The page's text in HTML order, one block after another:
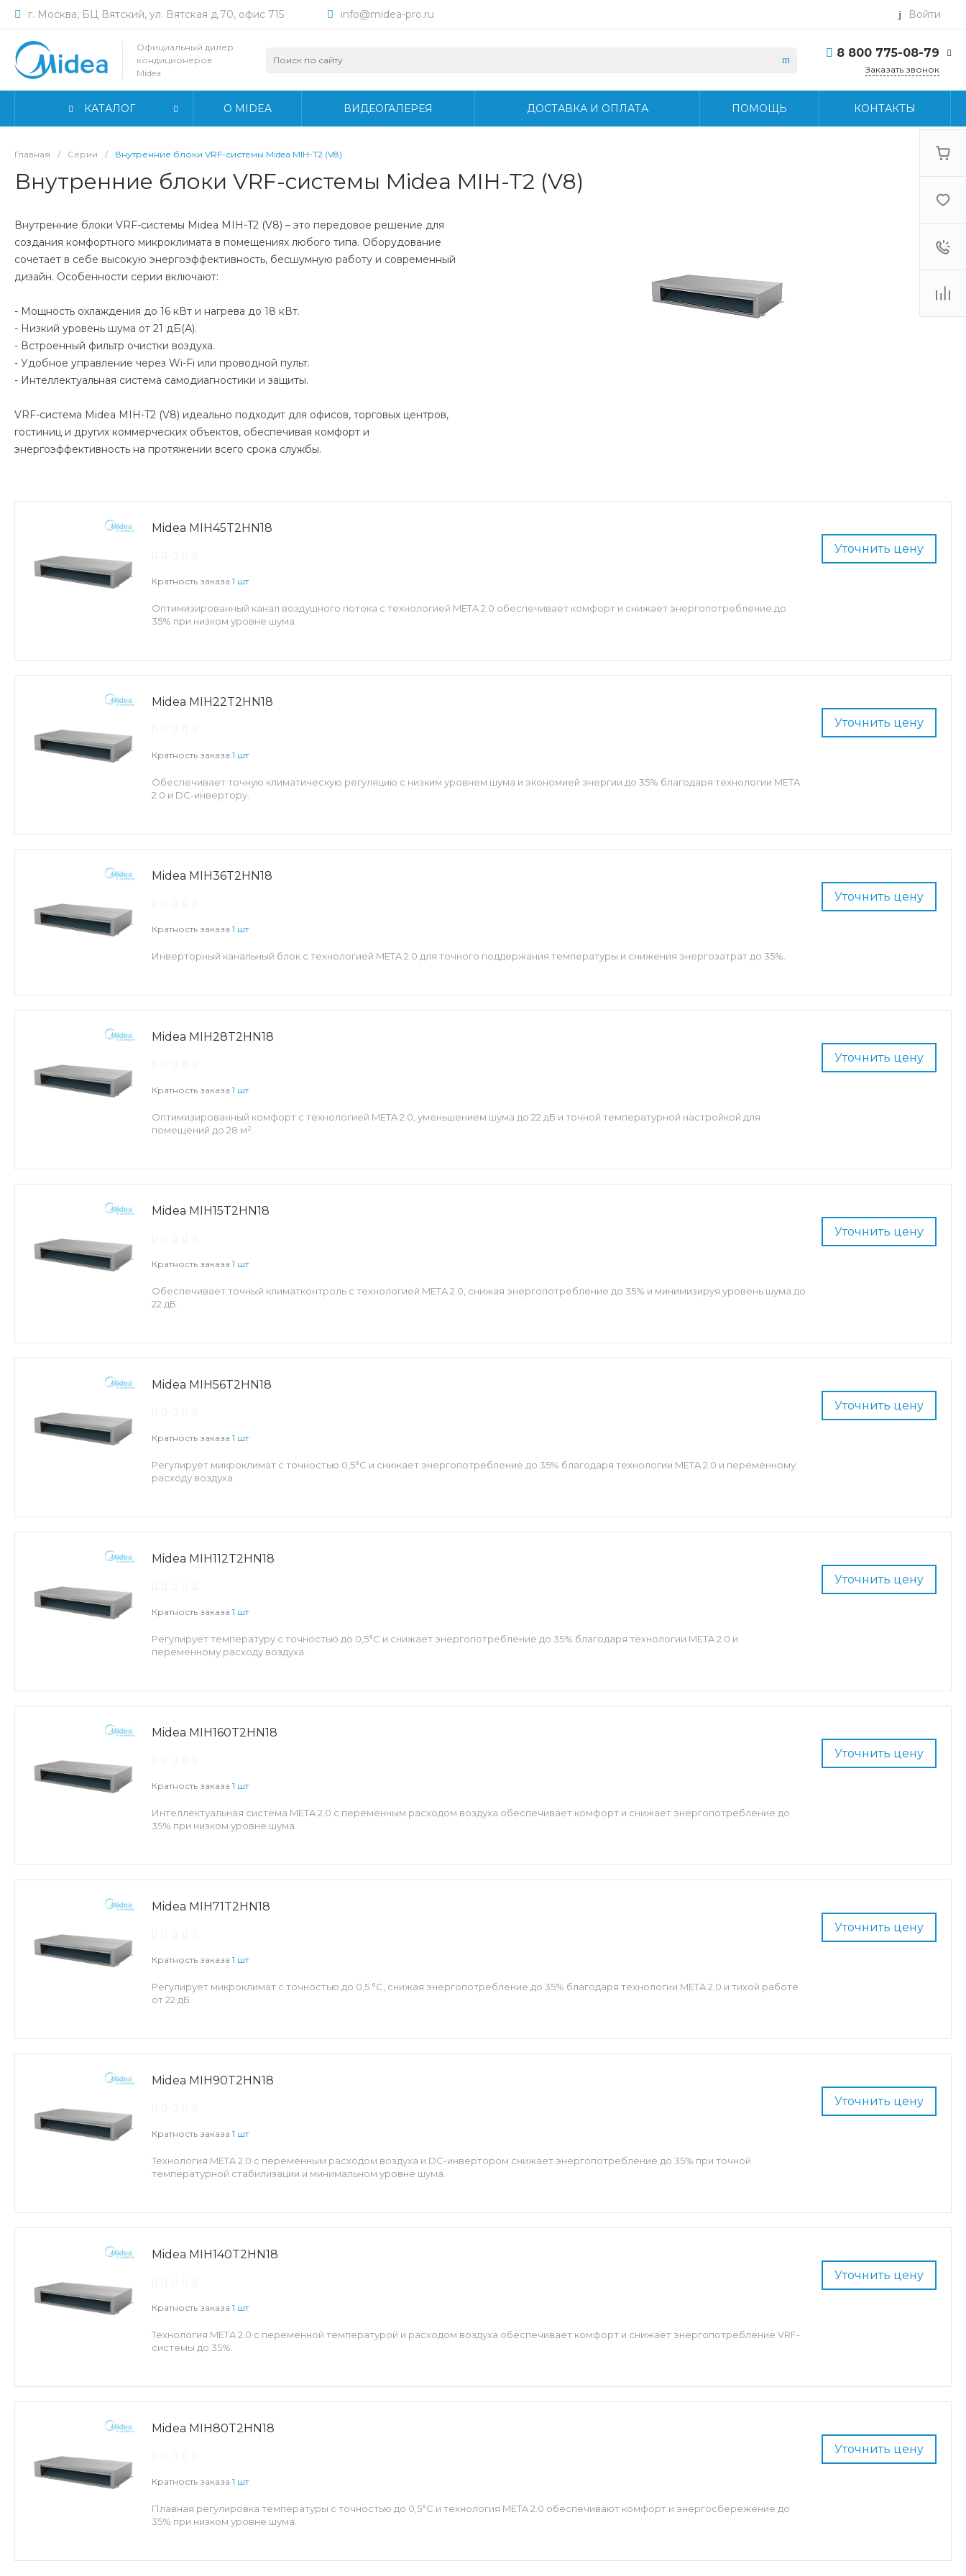
г. Москва, БЦ Вятский, ул. Вятская д.70, офис 715 info@midea-pro.ru Войти
Официальный дилер
кондиционеров
Midea
8 800 775-08-79
г. Москва, БЦ Вятский,
Заказать звонок
КАТАЛОГ О MIDEA ВИДЕОГАЛЕРЕЯ ДОСТАВКА И ОПЛАТА ПОМОЩЬ КОНТАКТЫ
Главная / Серии / Внутренние блоки VRF-системы Midea MIH-T2 (V8)
Внутренние блоки VRF-системы Midea MIH-T2 (V8)
Внутренние блоки VRF-системы Midea MIH-T2 (V8) – это передовое решение для
создания комфортного микроклимата в помещениях любого типа. Оборудование
сочетает в себе высокую энергоэффективность, бесшумную работу и современный
дизайн. Особенности серии включают:
- Мощность охлаждения до 16 кВт и нагрева до 18 кВт.
- Низкий уровень шума от 21 дБ(А).
- Встроенный фильтр очистки воздуха.
- Удобное управление через Wi-Fi или проводной пульт.
- Интеллектуальная система самодиагностики и защиты.
VRF-система Midea MIH-T2 (V8) идеально подходит для офисов, торговых центров,
гостиниц и других коммерческих объектов, обеспечивая комфорт и
энергоэффективность на протяжении всего срока службы.
Уточнить цену
Midea MIH45T2HN18
Кратность заказа 1 шт
Оптимизированный канал воздушного потока с технологией META 2.0 обеспечивает комфорт и снижает энергопотребление до
35% при низком уровне шума.
Уточнить цену
Midea MIH22T2HN18
Кратность заказа 1 шт
Обеспечивает точную климатическую регуляцию с низким уровнем шума и экономией энергии до 35% благодаря технологии META
2.0 и DC-инвертору.
Уточнить цену
Midea MIH36T2HN18
Кратность заказа 1 шт
Инверторный канальный блок с технологией META 2.0 для точного поддержания температуры и снижения энергозатрат до 35%.
Уточнить цену
Midea MIH28T2HN18
Кратность заказа 1 шт
Оптимизированный комфорт с технологией META 2.0, уменьшением шума до 22 дБ и точной температурной настройкой для
помещений до 28 м².
Уточнить цену
Midea MIH15T2HN18
Кратность заказа 1 шт
Обеспечивает точный климатконтроль с технологией META 2.0, снижая энергопотребление до 35% и минимизируя уровень шума до
22 дБ.
Уточнить цену
Midea MIH56T2HN18
Кратность заказа 1 шт
Регулирует микроклимат с точностью 0,5°C и снижает энергопотребление до 35% благодаря технологии META 2.0 и переменному
расходу воздуха.
Уточнить цену
Midea MIH112T2HN18
Кратность заказа 1 шт
Регулирует температуру с точностью до 0,5°С и снижает энергопотребление до 35% благодаря технологии META 2.0 и
переменному расходу воздуха.
Уточнить цену
Midea MIH160T2HN18
Кратность заказа 1 шт
Интеллектуальная система META 2.0 с переменным расходом воздуха обеспечивает комфорт и снижает энергопотребление до
35% при низком уровне шума.
Уточнить цену
Midea MIH71T2HN18
Кратность заказа 1 шт
Регулирует микроклимат с точностью до 0,5 °С, снижая энергопотребление до 35% благодаря технологии META 2.0 и тихой работе
от 22 дБ.
Уточнить цену
Midea MIH90T2HN18
Кратность заказа 1 шт
Технология META 2.0 с переменным расходом воздуха и DC-инвертором снижает энергопотребление до 35% при точной
температурной стабилизации и минимальном уровне шума.
Уточнить цену
Midea MIH140T2HN18
Кратность заказа 1 шт
Технология META 2.0 с переменной температурой и расходом воздуха обеспечивает комфорт и снижает энергопотребление VRF-
системы до 35%.
Уточнить цену
Midea MIH80T2HN18
Кратность заказа 1 шт
Плавная регулировка температуры с точностью до 0,5°С и технология META 2.0 обеспечивают комфорт и энергосбережение до
35% при низком уровне шума.